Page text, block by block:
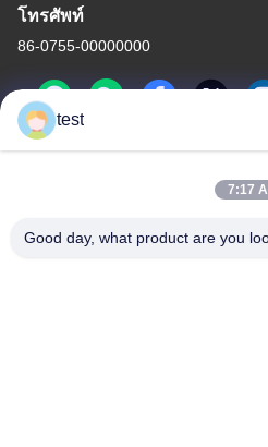
โทรศัพท์
86-0755-00000000
นโยบายความเป็นส่วนตั
test
7:17
Good day, what product are you